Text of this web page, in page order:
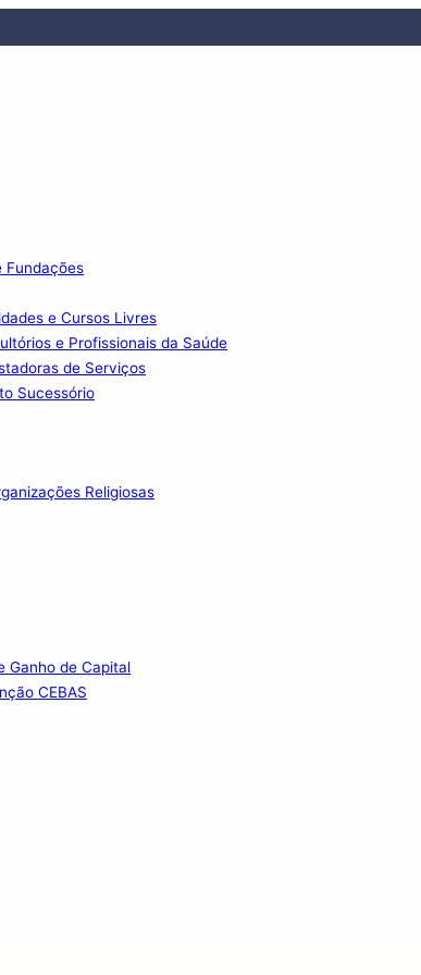
Fundações
e Cursos Livres
e Profissionais da Saúde
de Serviços
Sucessório
Religiosas
Ganho de Capital
CEBAS